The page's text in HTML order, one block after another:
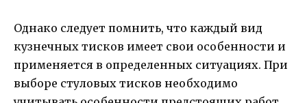
Однако следует помнить, что каждый вид
кузнечных тисков имеет свои особенности и
применяется в определенных ситуациях. При
выборе стуловых тисков необходимо